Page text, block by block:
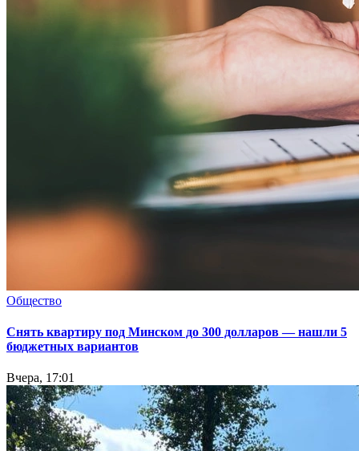
Общество
Снять квартиру под Минском до 300 долларов — нашли 5
бюджетных вариантов
Вчера, 17:01